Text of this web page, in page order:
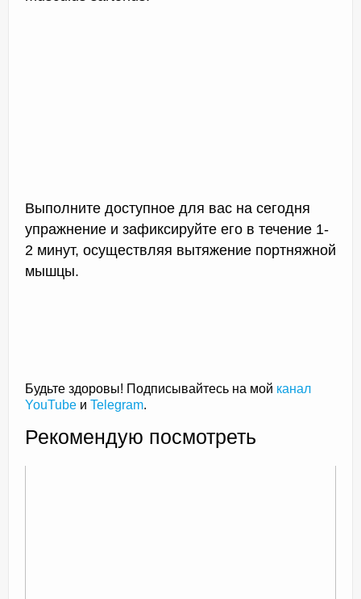
Выполните доступное для вас на сегодня
упражнение и зафиксируйте его в течение 1-
2 минут, осуществляя вытяжение портняжной
мышцы.
Будьте здоровы! Подписывайтесь на мой канал
YouTube и Telegram.
Рекомендую посмотреть